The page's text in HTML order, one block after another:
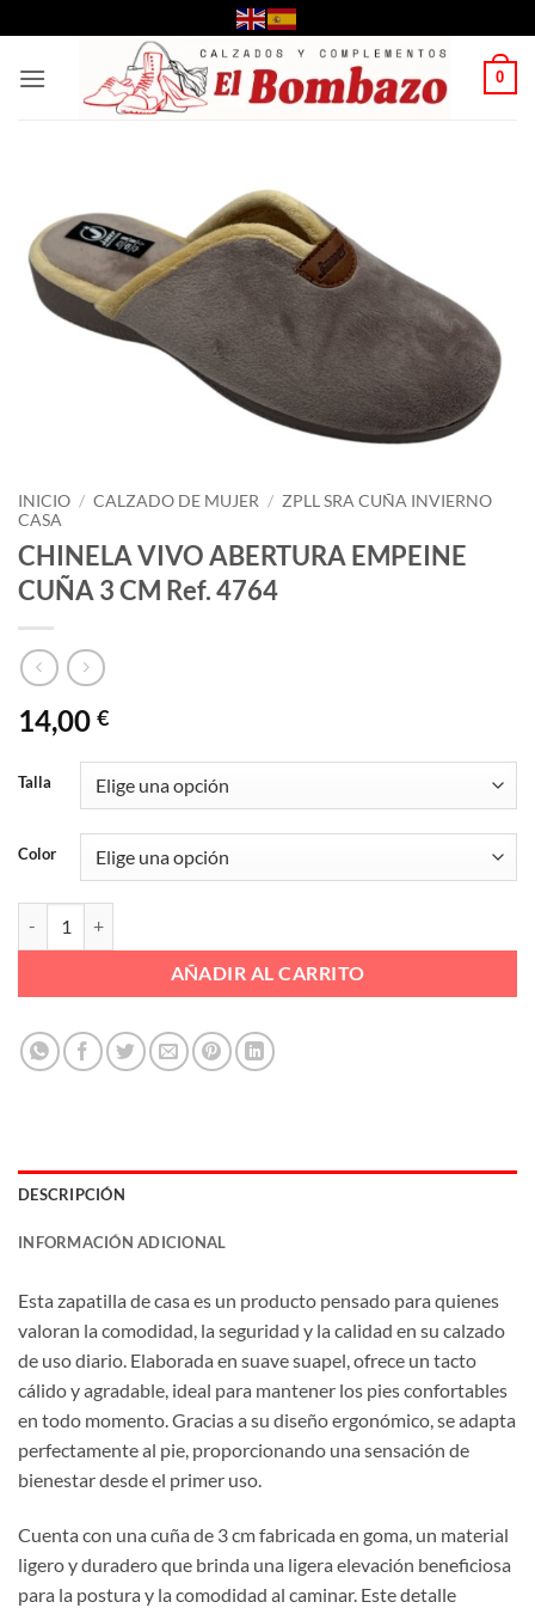
al
contenido
0
INICIO / CALZADO DE MUJER / ZPLL SRA CUÑA INVIERNO
CASA
CHINELA VIVO ABERTURA EMPEINE
CUÑA 3 CM Ref. 4764
14,00 €
Talla
Color
AÑADIR AL CARRITO
DESCRIPCIÓN
INFORMACIÓN ADICIONAL
Esta zapatilla de casa es un producto pensado para quienes
valoran la comodidad, la seguridad y la calidad en su calzado
de uso diario. Elaborada en suave suapel, ofrece un tacto
cálido y agradable, ideal para mantener los pies confortables
en todo momento. Gracias a su diseño ergonómico, se adapta
perfectamente al pie, proporcionando una sensación de
bienestar desde el primer uso.
Cuenta con una cuña de 3 cm fabricada en goma, un material
ligero y duradero que brinda una ligera elevación beneficiosa
para la postura y la comodidad al caminar. Este detalle